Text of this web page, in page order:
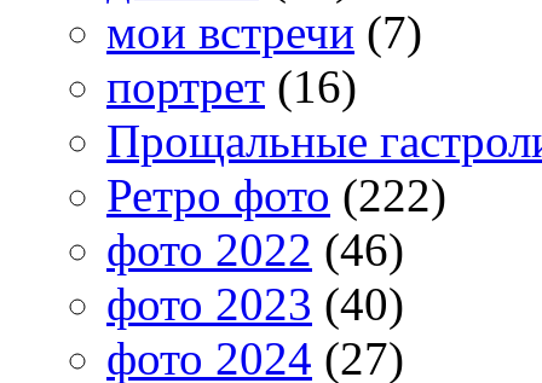
мои встречи (7)
портрет (16)
Прощальные
Ретро фото (222)
фото 2022 (46)
фото 2023 (40)
фото 2024 (27)